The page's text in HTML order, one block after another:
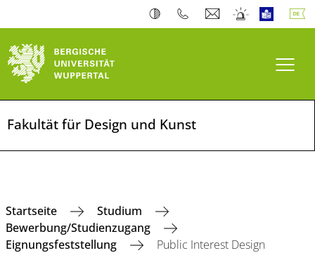
Fakultät für Design und Kunst
Startseite
Studium
Bewerbung/Studienzugang
Eignungsfeststellung
Public Interest Design